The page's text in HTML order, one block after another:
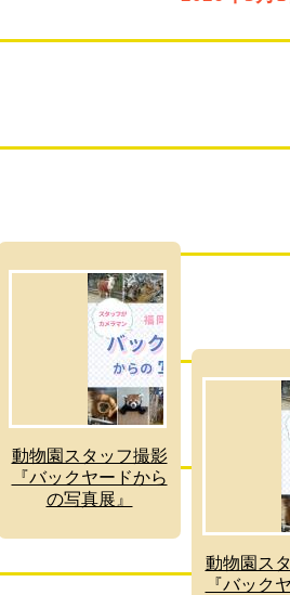
動物園スタッフ撮影
『バックヤードから
の写真展』
動物園ス
『バック